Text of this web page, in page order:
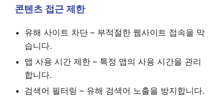
콘텐츠 접근 제한
유해 사이트 차단 – 부적절한 웹사이트 접속을 막
습니다.
앱 사용 시간 제한 – 특정 앱의 사용 시간을 관리
합니다.
검색어 필터링 – 유해 검색어 노출을 방지합니다.